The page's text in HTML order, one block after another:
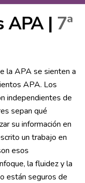
APA | 7ª
la APA se sienten a
APA. Los
independientes de
sepan qué
su información en
un trabajo en
esos
la fluidez y la
están seguros de